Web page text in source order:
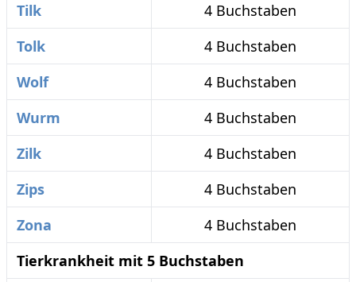
Tilk
4 Buchstaben
Tolk
4 Buchstaben
Wolf
4 Buchstaben
Wurm
4 Buchstaben
Zilk
4 Buchstaben
Zips
4 Buchstaben
Zona
4 Buchstaben
Tierkrankheit mit 5 Buchstaben